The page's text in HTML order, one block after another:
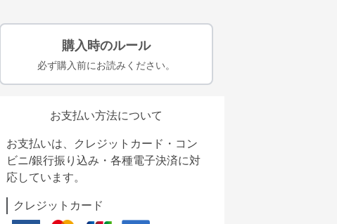
購入時のルール
必ず購入前にお読みください。
お支払い方法について
お支払いは、クレジットカード・コン
ビニ/銀行振り込み・各種電子決済に対
応しています。
クレジットカード